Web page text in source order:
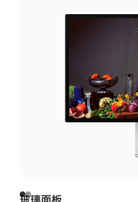
玻璃面板